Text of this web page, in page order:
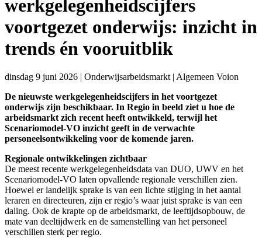
werkgelegenheidscijfers
voortgezet onderwijs: inzicht in
trends én vooruitblik
dinsdag 9 juni 2026 | Onderwijsarbeidsmarkt| Algemeen Voion
De nieuwste werkgelegenheidscijfers in het voortgezet
onderwijs zijn beschikbaar. In Regio in beeld ziet u hoe de
arbeidsmarkt zich recent heeft ontwikkeld, terwijl het
Scenariomodel-VO inzicht geeft in de verwachte
personeelsontwikkeling voor de komende jaren.
Regionale ontwikkelingen zichtbaar
De meest recente werkgelegenheidsdata van DUO, UWV en het
Scenariomodel-VO laten opvallende regionale verschillen zien.
Hoewel er landelijk sprake is van een lichte stijging in het aantal
leraren en directeuren, zijn er regio’s waar juist sprake is van een
daling. Ook de krapte op de arbeidsmarkt, de leeftijdsopbouw, de
mate van deeltijdwerk en de samenstelling van het personeel
verschillen sterk per regio.